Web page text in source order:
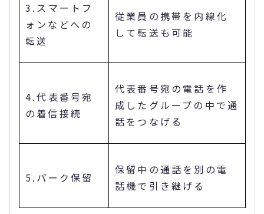
3.スマートフ
ォンなどへの
転送
従業員の携帯を内線化
して転送も可能
4.代表番号宛
の着信接続
代表番号宛の電話を作
成したグループの中で通
話をつなげる
5.パーク保留
保留中の通話を別の電
話機で引き継げる